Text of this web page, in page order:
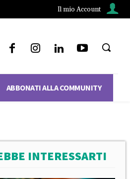
Il mio Account
ABBONATI ALLA COMMUNITY
INTERESSARTI